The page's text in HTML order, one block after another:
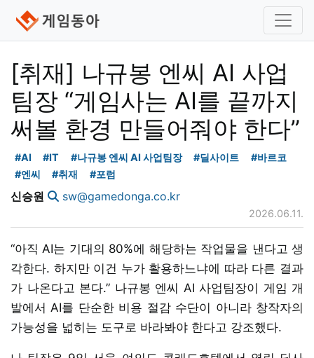
[취재] 나규봉 엔씨 AI 사업
팀장 “게임사는 AI를 끝까지
써볼 환경 만들어줘야 한다”
#AI #IT #나규봉 엔씨 AI 사업팀장 #딜사이트
#바르코
#엔씨
#취재 #포럼
신승원 sw@gamedonga.co.kr
2026.06.11.
“아직 AI는 기대의 80%에 해당하는 작업물을 낸다고 생
각한다. 하지만 이건 누가 활용하느냐에 따라 다른 결과
가 나온다고 본다.” 나규봉 엔씨 AI 사업팀장이 게임 개
발에서 AI를 단순한 비용 절감 수단이 아니라 창작자의
가능성을 넓히는 도구로 바라봐야 한다고 강조했다.